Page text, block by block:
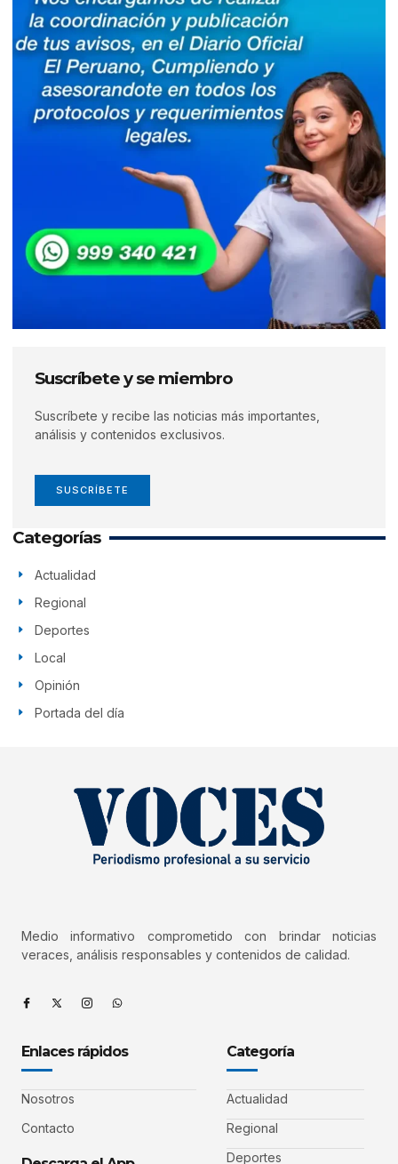
Suscríbete y se miembro
Suscríbete y recibe las noticias más importantes,
análisis y contenidos exclusivos.
SUSCRÍBETE
Categorías
Actualidad
Regional
Deportes
Local
Opinión
Portada del día
Medio informativo comprometido con brindar noticias
veraces, análisis responsables y contenidos de calidad.
Enlaces rápidos
Nosotros
Contacto
Categoría
Actualidad
Regional
Deportes